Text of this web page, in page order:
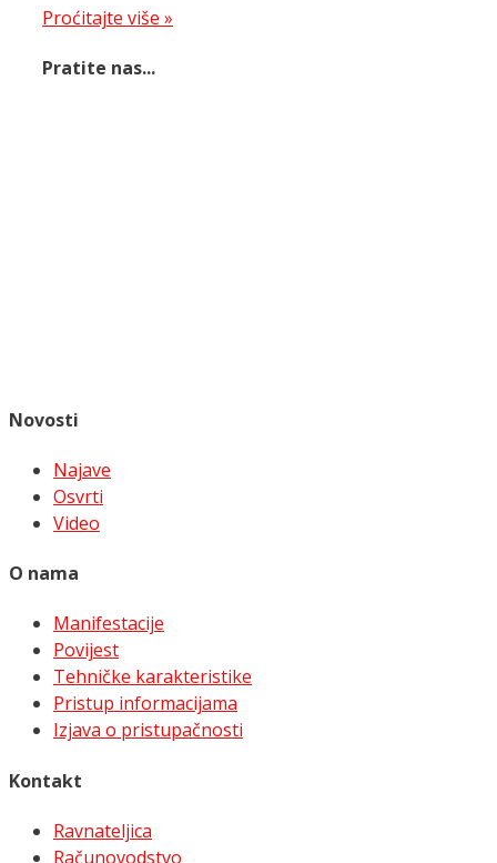
Proćitajte više »
Pratite nas...
Novosti
Najave
Osvrti
Video
O nama
Manifestacije
Povijest
Tehničke karakteristike
Pristup informacijama
Izjava o pristupačnosti
Kontakt
Ravnateljica
Računovodstvo